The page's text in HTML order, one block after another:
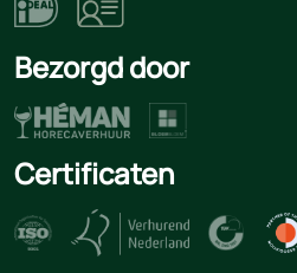
Bezorgd door
Certificaten